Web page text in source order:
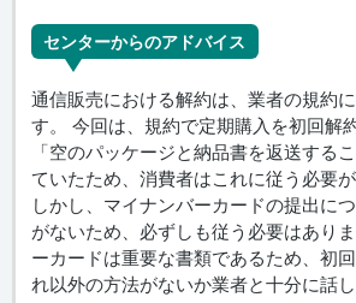
センターからのアドバイス
通信販売における解約は、業者の規約
す。 今回は、規約で定期購入を初回解
「空のパッケージと納品書を返送する
ていたため、消費者はこれに従う必要が
しかし、マイナンバーカードの提出に
がないため、必ずしも従う必要はあり
ーカードは重要な書類であるため、初
れ以外の方法がないか業者と十分に話し